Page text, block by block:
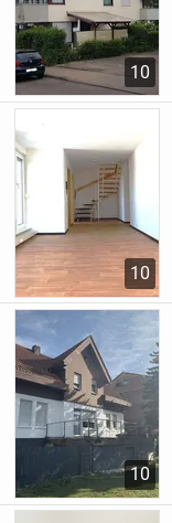
10
10
10